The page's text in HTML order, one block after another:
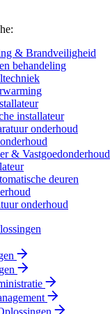
& Brandveiligheid
behandeling
installateur
onderhoud
& Vastgoedonderhoud
deuren
onderhoud